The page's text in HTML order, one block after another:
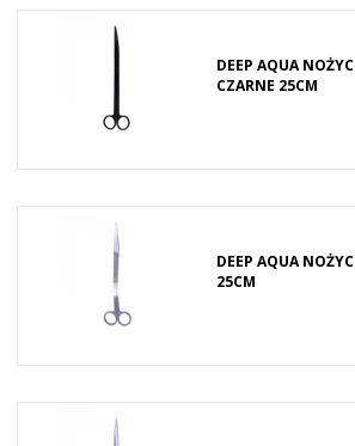
DEEP AQUA
CZARNE 25CM
DEEP AQUA
25CM